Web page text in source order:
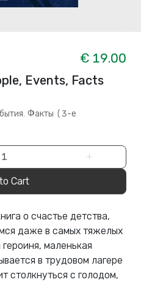
€ 19.00
Events, Facts
Факты (3-е
+
Cart
о счастье детства,
даже в самых тяжелых
маленькая
в трудовом лагере
столкнуться с голодом,